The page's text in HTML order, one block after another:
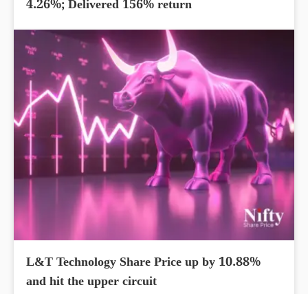
4.26%; Delivered 156% return
L&T Technology Share Price up by 10.88%
and hit the upper circuit